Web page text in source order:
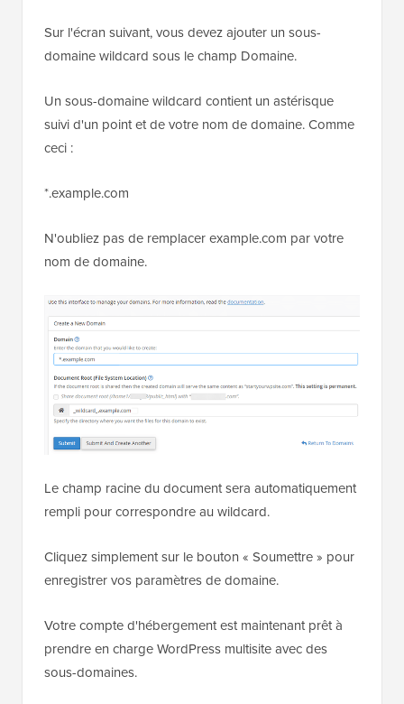
Sur l'écran suivant, vous devez ajouter un sous-
domaine wildcard sous le champ Domaine.
Un sous-domaine wildcard contient un astérisque
suivi d'un point et de votre nom de domaine. Comme
ceci :
*.example.com
N'oubliez pas de remplacer example.com par votre
nom de domaine.
Le champ racine du document sera automatiquement
rempli pour correspondre au wildcard.
Cliquez simplement sur le bouton « Soumettre » pour
enregistrer vos paramètres de domaine.
Votre compte d'hébergement est maintenant prêt à
prendre en charge WordPress multisite avec des
sous-domaines.